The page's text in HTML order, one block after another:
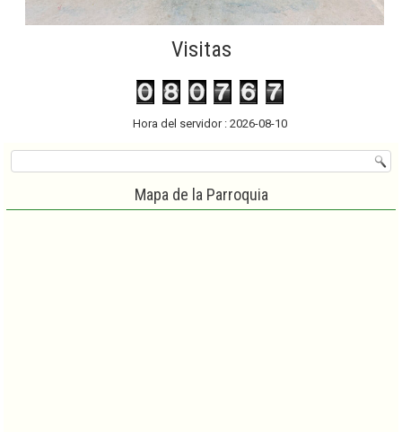
Visitas
Hora del servidor : 2026-08-10
Mapa de la Parroquia